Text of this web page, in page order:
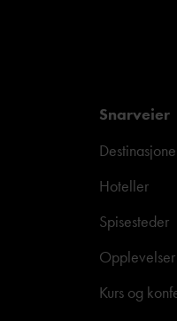
Snarveier
Hoteller
Spisesteder
Kurs og